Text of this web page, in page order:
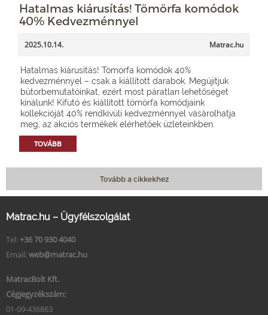
Hatalmas kiárusítás! Tömörfa komódok
40% Kedvezménnyel
2025.10.14. Matrac.hu
Hatalmas kiárusítás! Tömörfa komódok 40%
kedvezménnyel – csak a kiállított darabok. Megújítjuk
bútorbemutatóinkat, ezért most páratlan lehetőséget
kínálunk! Kifutó és kiállított tömörfa komódjaink
kollekcióját 40% rendkívüli kedvezménnyel vásárolhatja
meg, az akciós termékek elérhetőek üzleteinkben.
TOVÁBB
Tovább a cikkekhez
Matrac.hu – Ügyfélszolgálat
Tel: +36 70 930 4040
Email: web@matrac.hu
MatracBolt Kft.
Cégjegyzékszám:
01-09-436863